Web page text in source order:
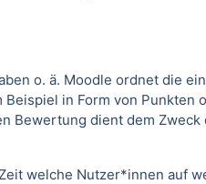
o. ä. Moodle ordnet die
in Form von Punkten
Bewertung dient dem
welche Nutzer*innen auf